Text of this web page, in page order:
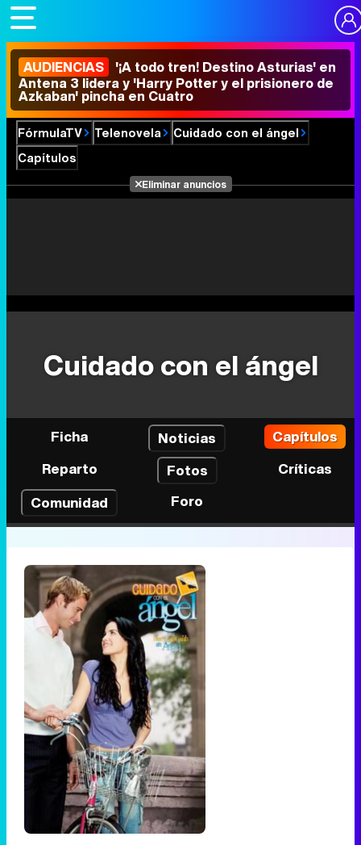
AUDIENCIAS '¡A todo tren! Destino Asturias' en
Antena 3 lidera y 'Harry Potter y el prisionero de
Azkaban' pincha en Cuatro
FórmulaTV Telenovela
Cuidado con el ángel
Capítulos
Eliminar anuncios
Cuidado con el ángel
Ficha Noticias
Capítulos
Reparto
Fotos
Críticas
Comunidad
Foro